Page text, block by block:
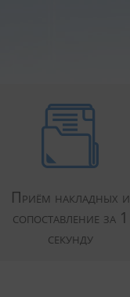
Приём накладных и
сопоставление за 1
секунду